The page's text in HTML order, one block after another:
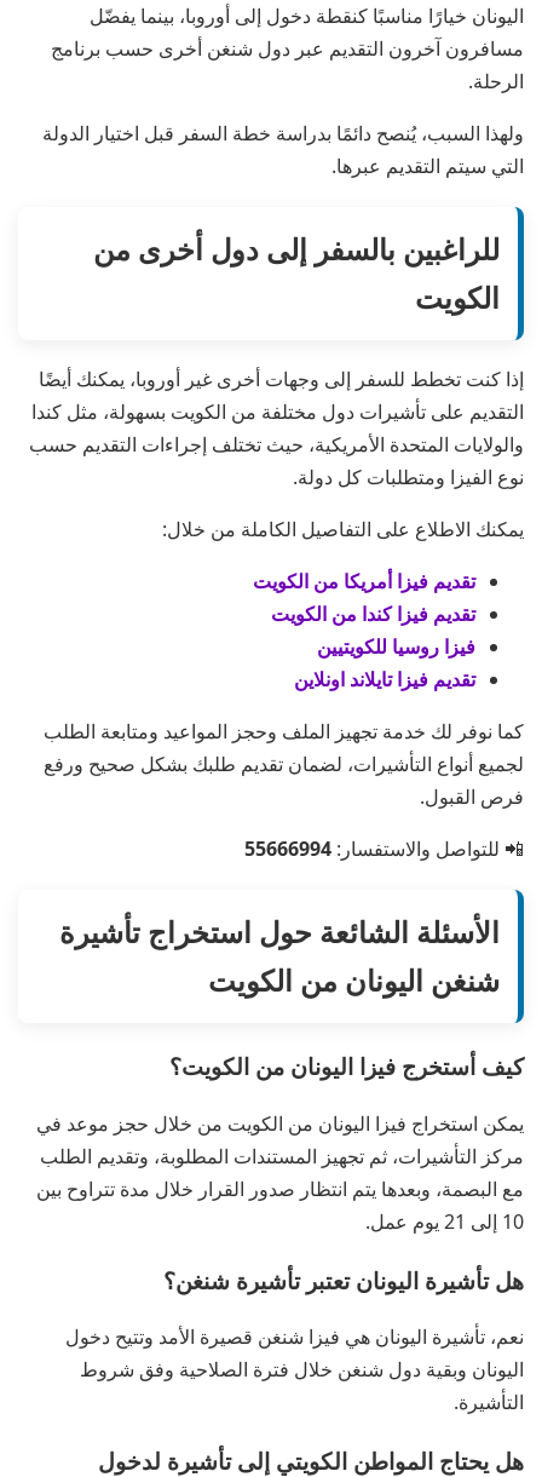
اليونان خيارًا مناسبًا كنقطة دخول إلى أوروبا، بينما يفضّل
مسافرون آخرون التقديم عبر دول شنغن أخرى حسب برنامج
الرحلة.
ولهذا السبب، يُنصح دائمًا بدراسة خطة السفر قبل اختيار الدولة
التي سيتم التقديم عبرها.
للراغبين بالسفر إلى دول أخرى من
الكويت
إذا كنت تخطط للسفر إلى وجهات أخرى غير أوروبا، يمكنك أيضًا
التقديم على تأشيرات دول مختلفة من الكويت بسهولة، مثل كندا
والولايات المتحدة الأمريكية، حيث تختلف إجراءات التقديم حسب
نوع الفيزا ومتطلبات كل دولة.
يمكنك الاطلاع على التفاصيل الكاملة من خلال:
تقديم فيزا أمريكا من الكويت
تقديم فيزا كندا من الكويت
فيزا روسيا للكويتيين
تقديم فيزا تايلاند اونلاين
كما نوفر لك خدمة تجهيز الملف وحجز المواعيد ومتابعة الطلب
لجميع أنواع التأشيرات، لضمان تقديم طلبك بشكل صحيح ورفع
فرص القبول.
📲 للتواصل والاستفسار: 55666994
الأسئلة الشائعة حول استخراج تأشيرة
شنغن اليونان من الكويت
كيف أستخرج فيزا اليونان من الكويت؟
يمكن استخراج فيزا اليونان من الكويت من خلال حجز موعد في
مركز التأشيرات، ثم تجهيز المستندات المطلوبة، وتقديم الطلب
مع البصمة، وبعدها يتم انتظار صدور القرار خلال مدة تتراوح بين
10 إلى 21 يوم عمل.
هل تأشيرة اليونان تعتبر تأشيرة شنغن؟
نعم، تأشيرة اليونان هي فيزا شنغن قصيرة الأمد وتتيح دخول
اليونان وبقية دول شنغن خلال فترة الصلاحية وفق شروط
التأشيرة.
هل يحتاج المواطن الكويتي إلى تأشيرة لدخول